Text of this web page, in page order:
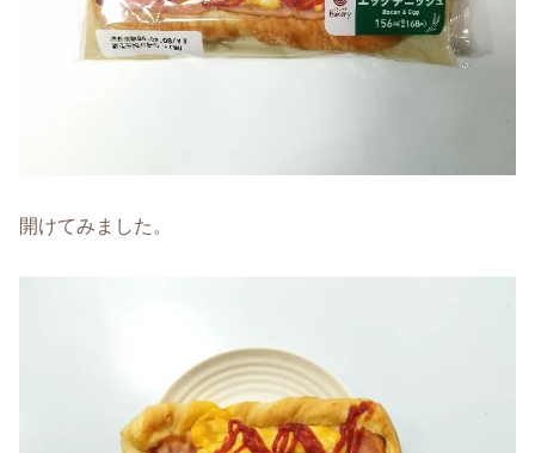
開けてみました。